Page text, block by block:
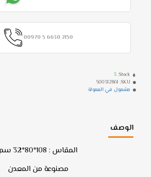
Stock:
3
SKU:
500312861
مشمول في العمولة
00970 5 6630 2150
الوصف
المقاس : 108*80*32 سم
مصنوعة من المعدن